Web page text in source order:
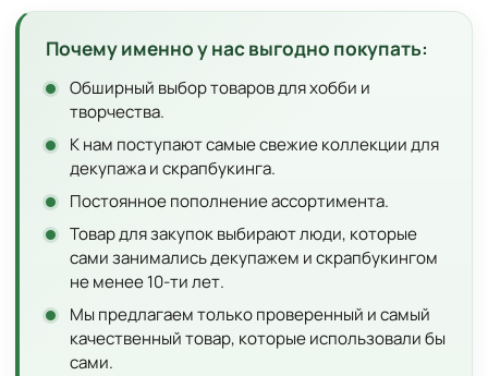
Почему именно у нас выгодно покупать:
Обширный выбор товаров для хобби и
творчества.
К нам поступают самые свежие коллекции для
декупажа и скрапбукинга.
Постоянное пополнение ассортимента.
Товар для закупок выбирают люди, которые
сами занимались декупажем и скрапбукингом
не менее 10-ти лет.
Мы предлагаем только проверенный и самый
качественный товар, которые использовали бы
сами.